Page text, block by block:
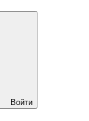
Войти